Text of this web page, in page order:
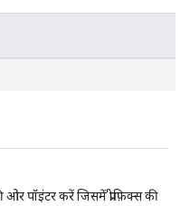
पॉइंटर करें जिसमें प्रीफ़िक्स की